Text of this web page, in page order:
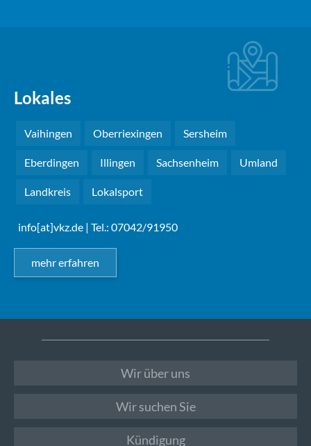
Lokales
Vaihingen Oberriexingen Sersheim
Eberdingen Illingen Sachsenheim Umland
Landkreis Lokalsport
info[at]vkz.de | Tel.: 07042/91950
mehr erfahren
Wir über uns
Wir suchen Sie
Kündigung